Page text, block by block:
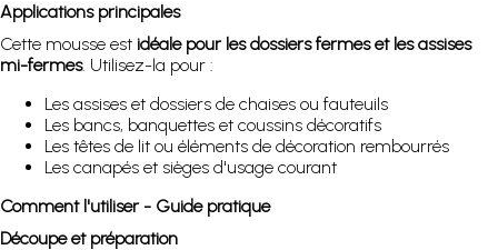
Applications principales
Cette mousse est idéale pour les dossiers fermes et les assises
mi-fermes. Utilisez-la pour :
Les assises et dossiers de chaises ou fauteuils
Les bancs, banquettes et coussins décoratifs
Les têtes de lit ou éléments de décoration rembourrés
Les canapés et sièges d'usage courant
Comment l'utiliser - Guide pratique
Découpe et préparation